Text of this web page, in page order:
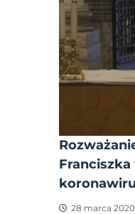
28 marca 2020